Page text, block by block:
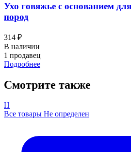
Ухо говяжье с основанием
пород
314 ₽
В наличии
1 продавец
Подробнее
Смотрите также
Н
Все товары Не определен